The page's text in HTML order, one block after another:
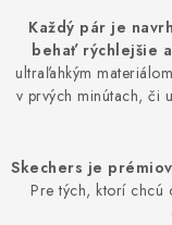
KONTAKT
O NÁS
OCHRANNÉ
Každý pár je
behať rýchlejšie
ultraľahkým
v prvých minútach, či
Skechers je
Pre tých, ktorí chcú